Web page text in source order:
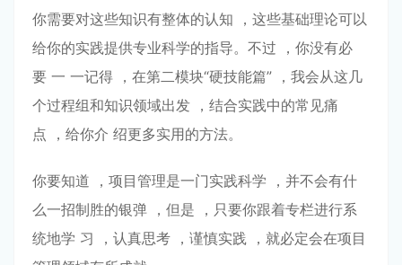
你需要对这些知识有整体的认知 ，这些基础理论可以
给你的实践提供专业科学的指导。不过 ，你没有必
要 ⼀ ⼀记得 ，在第⼆模块“硬技能篇” ，我会从这⼏
个过程组和知识领域出发 ，结合实践中的常⻅痛
点 ，给你介 绍更多实⽤的⽅法。
你要知道 ，项⽬管理是⼀⻔实践科学 ，并不会有什
么⼀招制胜的银弹 ，但是 ，只要你跟着专栏进⾏系
统地学 习 ，认真思考 ，谨慎实践 ，就必定会在项⽬